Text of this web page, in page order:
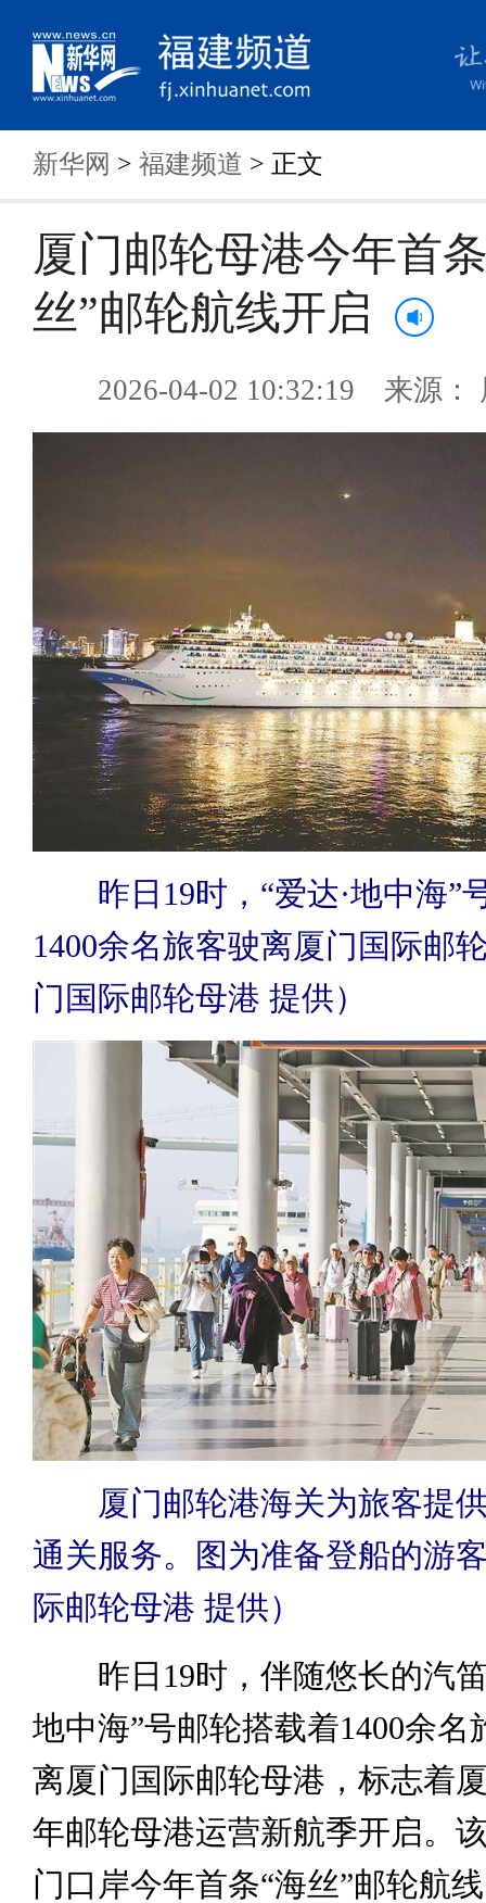
新华网 > 福建频道 > 正文
厦门邮轮母港今年首
丝”邮轮航线开启
2026-04-02 10:32:19 来源：
昨日19时，“爱达·地中海”
1400余名旅客驶离厦门国际邮
门国际邮轮母港 提供）
厦门邮轮港海关为旅客提供
通关服务。图为准备登船的游
际邮轮母港 提供）
昨日19时，伴随悠长的汽笛
地中海”号邮轮搭载着1400余名
离厦门国际邮轮母港，标志着
年邮轮母港运营新航季开启。
门口岸今年首条“海丝”邮轮航